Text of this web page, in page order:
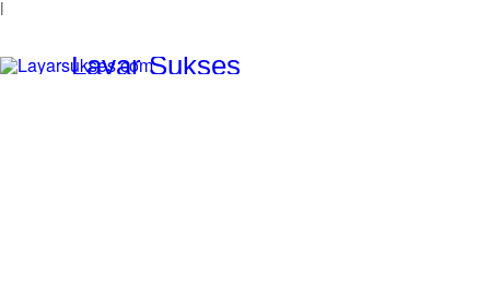
l
Layar Sukses